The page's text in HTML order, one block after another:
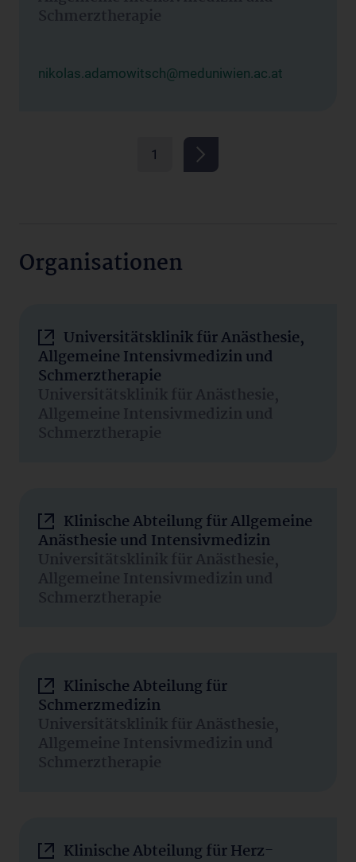
Schmerztherapie
nikolas.adamowitsch@meduniwien.ac.at
1
Organisationen
Universitätsklinik für Anästhesie,
Allgemeine Intensivmedizin und
Schmerztherapie
Universitätsklinik für Anästhesie,
Allgemeine Intensivmedizin und
Schmerztherapie
Klinische Abteilung für Allgemeine
Anästhesie und Intensivmedizin
Universitätsklinik für Anästhesie,
Allgemeine Intensivmedizin und
Schmerztherapie
Klinische Abteilung für
Schmerzmedizin
Universitätsklinik für Anästhesie,
Allgemeine Intensivmedizin und
Schmerztherapie
Klinische Abteilung für Herz-